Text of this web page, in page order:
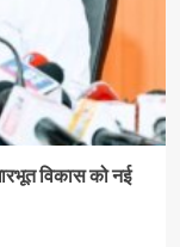
विकास को नई